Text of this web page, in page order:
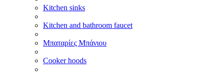
Kitchen sinks
Kitchen and bathroom faucet
Μπαταρίες Μπάνιου
Cooker hoods